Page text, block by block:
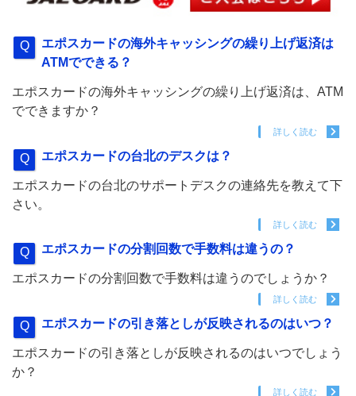
エポスカードの海外キャッシングの繰り上げ返済は
ATMでできる？
エポスカードの海外キャッシングの繰り上げ返済は、ATM
でできますか？
詳しく読む
エポスカードの台北のデスクは？
エポスカードの台北のサポートデスクの連絡先を教えて下
さい。
詳しく読む
エポスカードの分割回数で手数料は違うの？
エポスカードの分割回数で手数料は違うのでしょうか？
詳しく読む
エポスカードの引き落としが反映されるのはいつ？
エポスカードの引き落としが反映されるのはいつでしょう
か？
詳しく読む